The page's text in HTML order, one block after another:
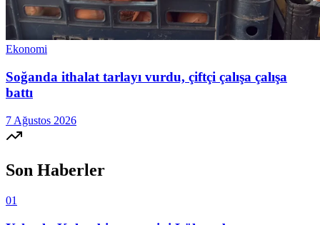
Ekonomi
Soğanda ithalat tarlayı vurdu, çiftçi çalışa çalışa
battı
7 Ağustos 2026
Son Haberler
01